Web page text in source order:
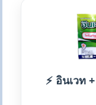
⚡ อินเวท